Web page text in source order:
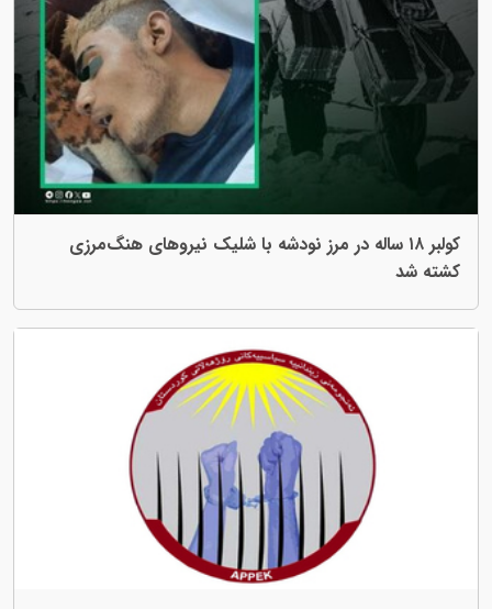
کولبر ۱۸ ساله در مرز نودشه با شلیک نیروهای هنگ‌مرزی
کشته شد